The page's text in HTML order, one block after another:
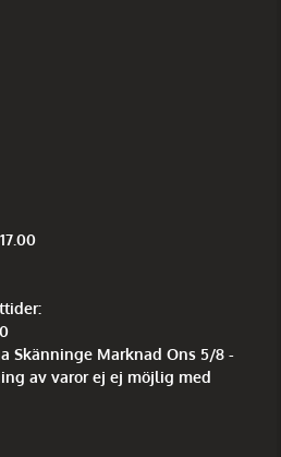
Skänninge Marknad Ons 5/8 -
av varor ej ej möjlig med